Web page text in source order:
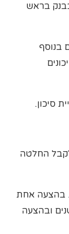
בראש
בנוסף
לקבל החלטה
בהצעה אחת
כי משך הפשרת הקרקע הינו 5 שנים ובהצעה